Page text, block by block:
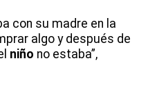
con su madre en la
algo y después de
niño no estaba”,